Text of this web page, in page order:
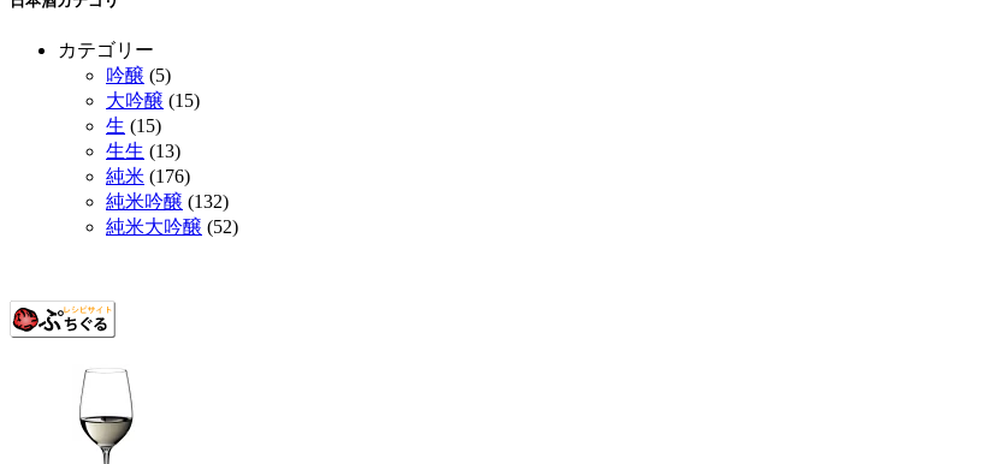
カテゴリー
吟醸 (5)
大吟醸 (15)
生 (15)
生生 (13)
純米 (176)
純米吟醸 (132)
純米大吟醸 (52)